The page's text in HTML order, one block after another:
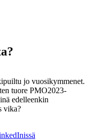
jo vuosikymmenet.
tuore PMO2023-
edelleenkin
vika?